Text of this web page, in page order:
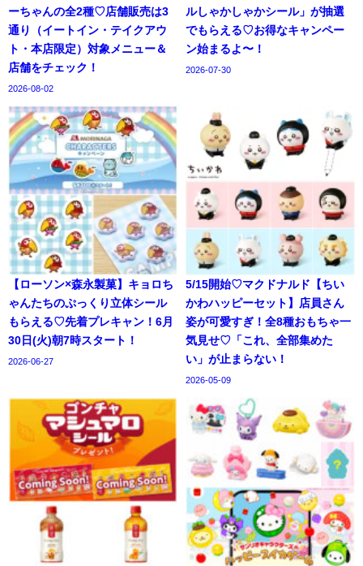
ーちゃんの全2種♡店舗販売は3
通り（イートイン・テイクアウ
ト・本店限定）対象メニュー＆
店舗をチェック！
2026-08-02
ルしゃかしゃかシール」が抽選
でもらえる♡お得なキャンペー
ン始まるよ〜！
2026-07-30
【ローソン×森永製菓】キョロち
ゃんたちのぷっくり立体シール
もらえる♡先着プレキャン！6月
30日(火)朝7時スタート！
2026-06-27
5/15開始♡マクドナルド【ちい
かわハッピーセット】店員さん
姿が可愛すぎ！全8種おもちゃ一
気見せ♡「これ、全部集めた
い」が止まらない！
2026-05-09